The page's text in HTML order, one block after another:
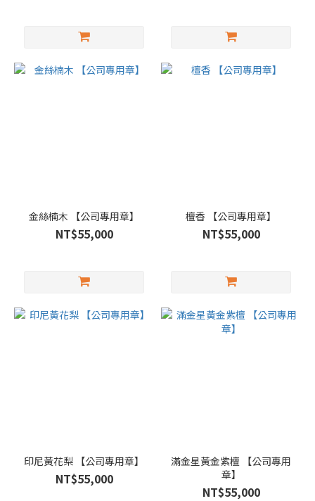
金絲楠木 【公司專用章】
NT$55,000
檀香 【公司專用章】
NT$55,000
印尼黃花梨 【公司專用章】
NT$55,000
滿金星黃金紫檀 【公司專用
章】
NT$55,000